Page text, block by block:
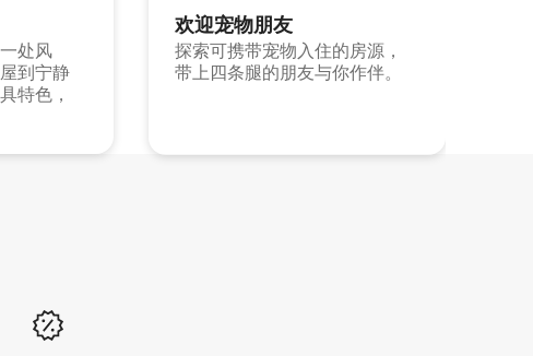
处风
到宁静
特色，
欢迎宠物朋友
探索可携带宠物入住的房源，
带上四条腿的朋友与你作伴。